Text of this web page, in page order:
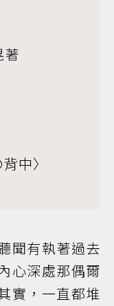
著
中〉
聞有執著過去
心深處那偶爾
實，一直都堆